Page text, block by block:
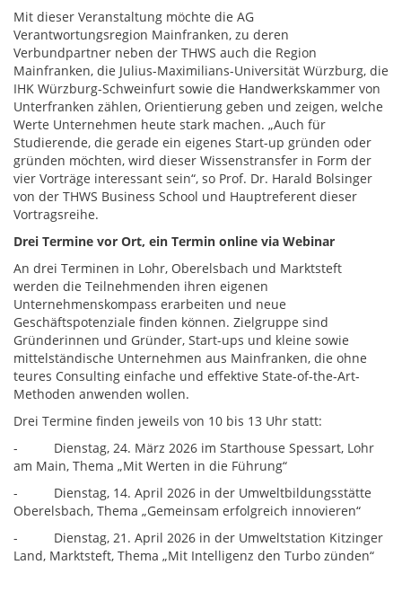
Mit dieser Veranstaltung möchte die AG
Verantwortungsregion Mainfranken, zu deren
Verbundpartner neben der THWS auch die Region
Mainfranken, die Julius-Maximilians-Universität Würzburg, die
IHK Würzburg-Schweinfurt sowie die Handwerkskammer von
Unterfranken zählen, Orientierung geben und zeigen, welche
Werte Unternehmen heute stark machen. „Auch für
Studierende, die gerade ein eigenes Start-up gründen oder
gründen möchten, wird dieser Wissenstransfer in Form der
vier Vorträge interessant sein“, so Prof. Dr. Harald Bolsinger
von der THWS Business School und Hauptreferent dieser
Vortragsreihe.
Drei Termine vor Ort, ein Termin online via Webinar
An drei Terminen in Lohr, Oberelsbach und Marktsteft
werden die Teilnehmenden ihren eigenen
Unternehmenskompass erarbeiten und neue
Geschäftspotenziale finden können. Zielgruppe sind
Gründerinnen und Gründer, Start-ups und kleine sowie
mittelständische Unternehmen aus Mainfranken, die ohne
teures Consulting einfache und effektive State-of-the-Art-
Methoden anwenden wollen.
Drei Termine finden jeweils von 10 bis 13 Uhr statt:
- Dienstag, 24. März 2026 im Starthouse Spessart, Lohr
am Main, Thema „Mit Werten in die Führung“
- Dienstag, 14. April 2026 in der Umweltbildungsstätte
Oberelsbach, Thema „Gemeinsam erfolgreich innovieren“
- Dienstag, 21. April 2026 in der Umweltstation Kitzinger
Land, Marktsteft, Thema „Mit Intelligenz den Turbo zünden“